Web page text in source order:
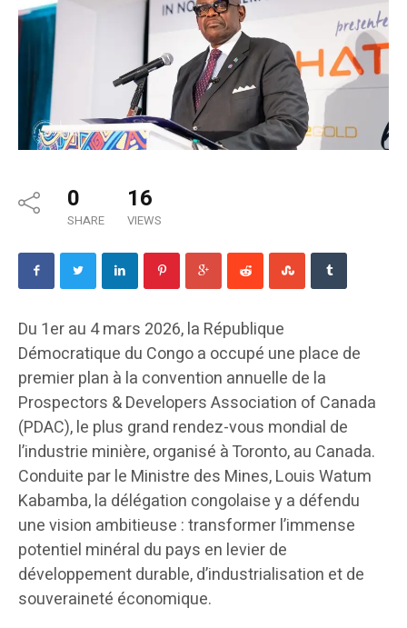
0
SHARE
16
VIEWS
Du 1er au 4 mars 2026, la République
Démocratique du Congo a occupé une place de
premier plan à la convention annuelle de la
Prospectors & Developers Association of Canada
(PDAC), le plus grand rendez-vous mondial de
l’industrie minière, organisé à Toronto, au Canada.
Conduite par le Ministre des Mines, Louis Watum
Kabamba, la délégation congolaise y a défendu
une vision ambitieuse : transformer l’immense
potentiel minéral du pays en levier de
développement durable, d’industrialisation et de
souveraineté économique.